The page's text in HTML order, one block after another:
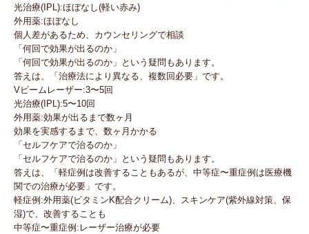
光治療(IPL):ほぼなし(軽い赤み)
外用薬:ほぼなし
個人差があるため、カウンセリングで相談
「何回で効果が出るのか」
「何回で効果が出るのか」という疑問もあります。
答えは、「治療法により異なる、複数回必要」です。
Vビームレーザー:3〜5回
光治療(IPL):5〜10回
外用薬:効果が出るまで数ヶ月
効果を実感するまで、数ヶ月かかる
「セルフケアで治るのか」
「セルフケアで治るのか」という疑問もあります。
答えは、「軽症例は改善することもあるが、中等症〜重症例は医療機
関での治療が必要」です。
軽症例:外用薬(ビタミンK配合クリーム)、スキンケア(紫外線対策、保
湿)で、改善することも
中等症〜重症例:レーザー治療が必要